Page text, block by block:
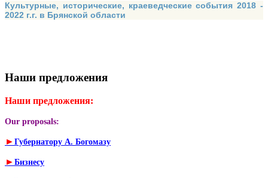
Культурные, исторические, краеведческие события 2018 -
2022 г.г. в Брянской области
Наши предложения
Наши предложения:
Our proposals:
► Губернатору А. Богомазу
► Бизнесу